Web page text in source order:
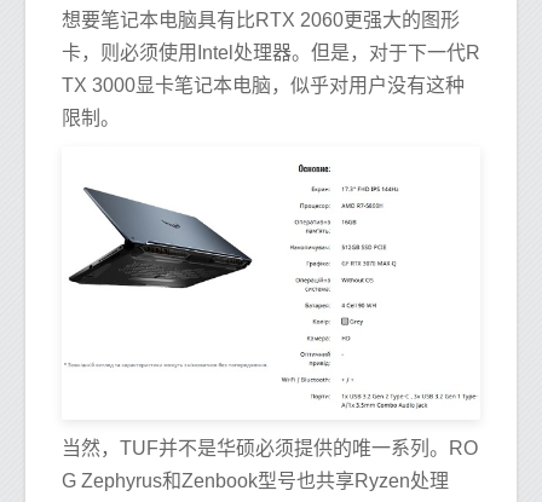
想要笔记本电脑具有比RTX 2060更强大的图形
卡，则必须使用Intel处理器。但是，对于下一代R
TX 3000显卡笔记本电脑，似乎对用户没有这种
限制。
当然，TUF并不是华硕必须提供的唯一系列。RO
G Zephyrus和Zenbook型号也共享Ryzen处理